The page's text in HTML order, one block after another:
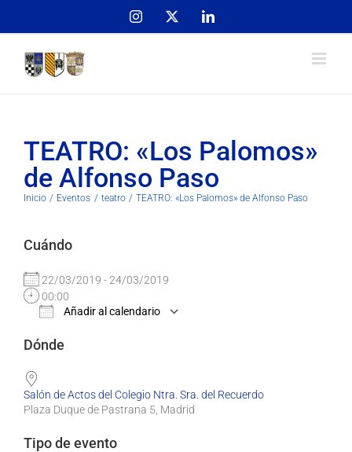
content
Instagram LinkedIn
TEATRO: «Los Palomos»
de Alfonso Paso
Inicio Eventos teatro TEATRO: «Los Palomos» de Alfonso Paso
Cuándo
22/03/2019 - 24/03/2019
00:00
Añadir al calendario
Dónde
Salón de Actos del Colegio Ntra. Sra. del Recuerdo
Plaza Duque de Pastrana 5, Madrid
Tipo de evento